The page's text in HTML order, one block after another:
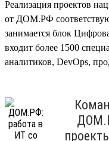
Реализация проектов
от ДОМ.РФ
занимается блок
входит более 1500
аналитиков, DevOps,